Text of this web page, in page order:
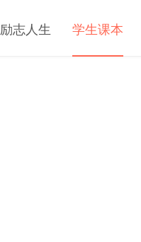
励志人生 学生课本